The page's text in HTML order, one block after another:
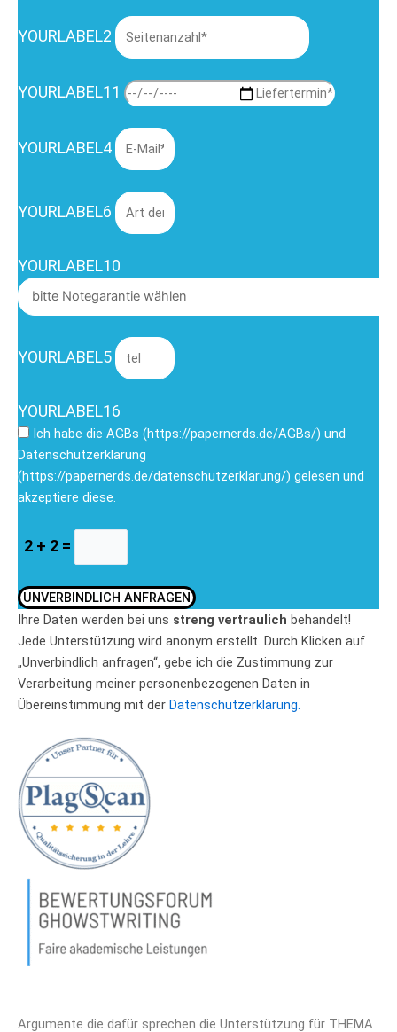
YOURLABEL2
YOURLABEL11
YOURLABEL4
YOURLABEL6
YOURLABEL10
YOURLABEL5
YOURLABEL16
Ich habe die AGBs (https://papernerds.de/AGBs/) und
Datenschutzerklärung
(https://papernerds.de/datenschutzerklarung/) gelesen und
akzeptiere diese.
2 + 2 =
UNVERBINDLICH ANFRAGEN
Ihre Daten werden bei uns streng vertraulich behandelt!
Jede Unterstützung wird anonym erstellt. Durch Klicken auf
„Unverbindlich anfragen“, gebe ich die Zustimmung zur
Verarbeitung meiner personenbezogenen Daten in
Übereinstimmung mit der Datenschutzerklärung.
Argumente die dafür sprechen die Unterstützung für THEMA